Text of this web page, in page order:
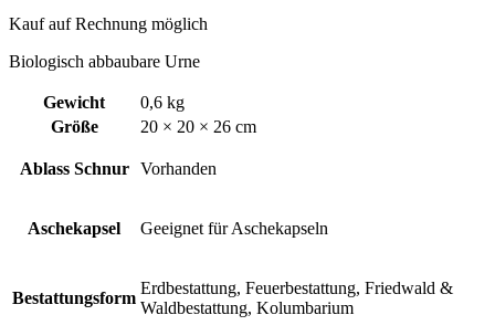
Kauf auf Rechnung möglich
Biologisch abbaubare Urne
Gewicht
0,6 kg
Größe
20 × 20 × 26 cm
Ablass Schnur Vorhanden
Aschekapsel Geeignet für Aschekapseln
Bestattungsform
Erdbestattung, Feuerbestattung, Friedwald &
Waldbestattung, Kolumbarium